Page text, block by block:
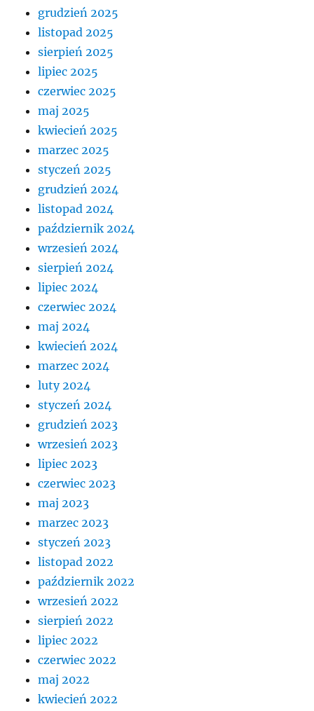
grudzień 2025
listopad 2025
sierpień 2025
lipiec 2025
czerwiec 2025
maj 2025
kwiecień 2025
marzec 2025
styczeń 2025
grudzień 2024
listopad 2024
październik 2024
wrzesień 2024
sierpień 2024
lipiec 2024
czerwiec 2024
maj 2024
kwiecień 2024
marzec 2024
luty 2024
styczeń 2024
grudzień 2023
wrzesień 2023
lipiec 2023
czerwiec 2023
maj 2023
marzec 2023
styczeń 2023
listopad 2022
październik 2022
wrzesień 2022
sierpień 2022
lipiec 2022
czerwiec 2022
maj 2022
kwiecień 2022